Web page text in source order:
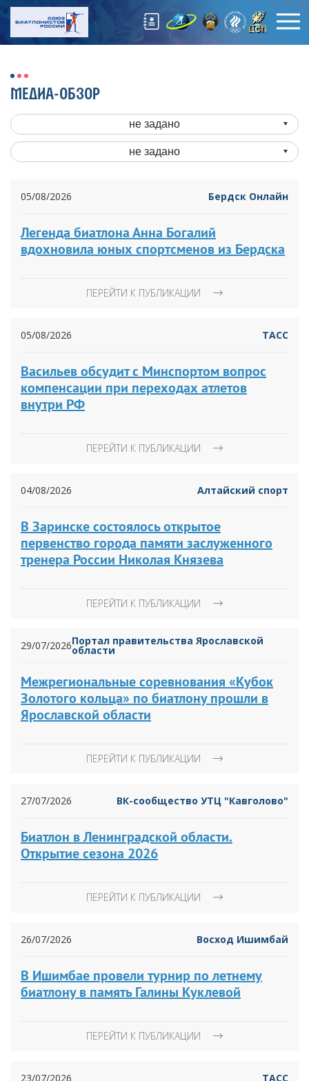
МЕДИА-ОБЗОР
не задано
не задано
05/08/2026 Бердск Онлайн
Легенда биатлона Анна Богалий
вдохновила юных спортсменов из Бердска
ПЕРЕЙТИ К ПУБЛИКАЦИИ
05/08/2026 ТАСС
Васильев обсудит с Минспортом вопрос
компенсации при переходах атлетов
внутри РФ
ПЕРЕЙТИ К ПУБЛИКАЦИИ
04/08/2026 Алтайский спорт
В Заринске состоялось открытое
первенство города памяти заслуженного
тренера России Николая Князева
ПЕРЕЙТИ К ПУБЛИКАЦИИ
29/07/2026Портал правительства Ярославской
области
Межрегиональные соревнования «Кубок
Золотого кольца» по биатлону прошли в
Ярославской области
ПЕРЕЙТИ К ПУБЛИКАЦИИ
27/07/2026 ВК-сообщество УТЦ "Кавголово"
Биатлон в Ленинградской области.
Открытие сезона 2026
ПЕРЕЙТИ К ПУБЛИКАЦИИ
26/07/2026 Восход Ишимбай
В Ишимбае провели турнир по летнему
биатлону в память Галины Куклевой
ПЕРЕЙТИ К ПУБЛИКАЦИИ
23/07/2026 ТАСС